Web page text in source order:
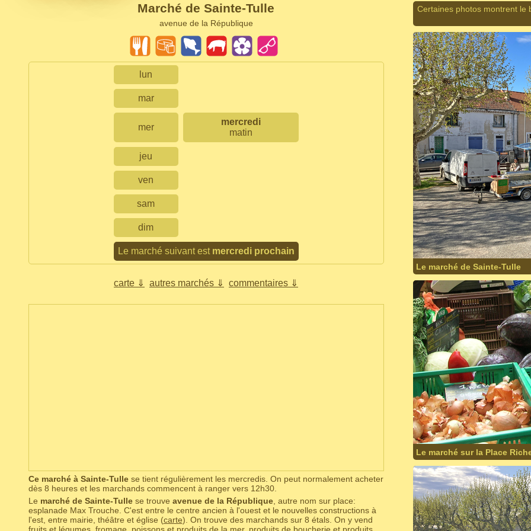
Marché de Sainte-Tulle
avenue de la République
lun
mar
mer
mercredi
matin
jeu
ven
sam
dim
Le marché suivant est mercredi prochain
carte ⇓ autres marchés ⇓ commentaires ⇓
Ce marché à Sainte-Tullese tient régulièrement les mercredis. On peut normalement acheter
dès 8 heures et les marchands commencent à ranger vers 12h30.
Le marché de Sainte-Tullese trouve avenue de la République, autre nom sur place:
esplanade Max Trouche. C'est entre le centre ancien à l'ouest et le nouvelles constructions à
l'est, entre mairie, théâtre et église (carte). On trouve des marchands sur 8 étals. On y vend
Certaines photos montrent le
Le marché de Sainte-Tulle
Le marché sur la Place